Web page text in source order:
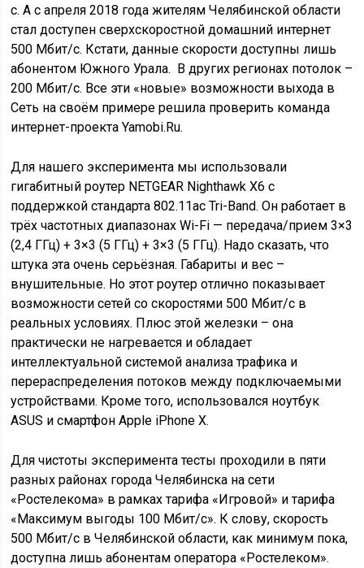
с. А с апреля 2018 года жителям Челябинской области
стал доступен сверхскоростной домашний интернет
500 Мбит/с. Кстати, данные скорости доступны лишь
абонентом Южного Урала. В других регионах потолок –
200 Мбит/с. Все эти «новые» возможности выхода в
Сеть на своём примере решила проверить команда
интернет-проекта Yamobi.Ru.
Для нашего эксперимента мы использовали
гигабитный роутер NETGEAR Nighthawk X6 с
поддержкой стандарта 802.11ac Tri-Band. Он работает в
трёх частотных диапазонах Wi-Fi — передача/прием 3×3
(2,4 ГГц) + 3×3 (5 ГГц) + 3×3 (5 ГГц). Надо сказать, что
штука эта очень серьёзная. Габариты и вес –
внушительные. Но этот роутер отлично показывает
возможности сетей со скоростями 500 Мбит/с в
реальных условиях. Плюс этой железки – она
практически не нагревается и обладает
интеллектуальной системой анализа трафика и
перераспределения потоков между подключаемыми
устройствами. Кроме того, использовался ноутбук
ASUS и смартфон Apple iPhone X.
Для чистоты эксперимента тесты проходили в пяти
разных районах города Челябинска на сети
«Ростелекома» в рамках тарифа «Игровой» и тарифа
«Максимум выгоды 100 Мбит/с». К слову, скорость
500 Мбит/с в Челябинской области, как минимум пока,
доступна лишь абонентам оператора «Ростелеком».